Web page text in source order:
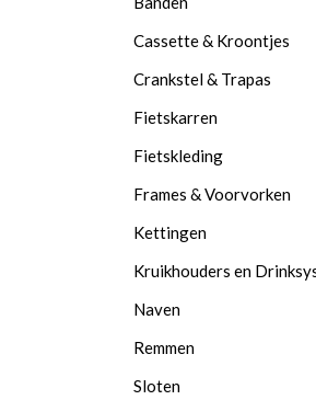
Cassette & Kroontjes
Crankstel & Trapas
Fietskarren
Fietskleding
Frames & Voorvorken
Kettingen
Kruikhouders en
Naven
Remmen
Sloten